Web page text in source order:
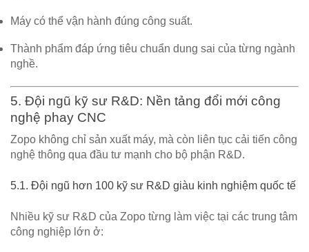
Máy có thể vận hành đúng công suất.
Thành phẩm đáp ứng tiêu chuẩn dung sai của từng ngành
nghề.
5. Đội ngũ kỹ sư R&D: Nền tảng đổi mới công
nghệ phay CNC
Zopo không chỉ sản xuất máy, mà còn liên tục cải tiến công
nghệ thông qua đầu tư mạnh cho bộ phận R&D.
5.1. Đội ngũ hơn 100 kỹ sư R&D giàu kinh nghiệm quốc tế
Nhiều kỹ sư R&D của Zopo từng làm việc tại các trung tâm
công nghiệp lớn ở: